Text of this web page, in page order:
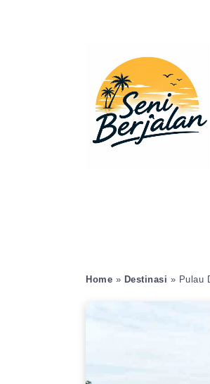
Home » Destinasi » Pulau